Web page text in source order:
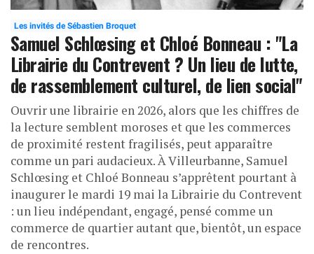
Les invités de Sébastien Broquet
Samuel Schlœsing et Chloé Bonneau : "La
Librairie du Contrevent ? Un lieu de lutte,
de rassemblement culturel, de lien social"
Ouvrir une librairie en 2026, alors que les chiffres de
la lecture semblent moroses et que les commerces
de proximité restent fragilisés, peut apparaître
comme un pari audacieux. À Villeurbanne, Samuel
Schlœsing et Chloé Bonneau s’apprêtent pourtant à
inaugurer le mardi 19 mai la Librairie du Contrevent
: un lieu indépendant, engagé, pensé comme un
commerce de quartier autant que, bientôt, un espace
de rencontres.